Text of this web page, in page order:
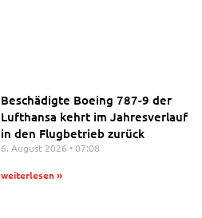
Beschädigte Boeing 787-9 der
Lufthansa kehrt im Jahresverlauf
in den Flugbetrieb zurück
6. August 2026 07:08
weiterlesen »